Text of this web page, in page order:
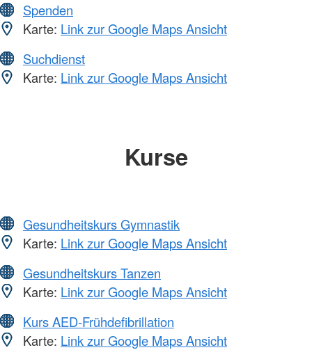
Spenden
Karte: Link zur Google Maps Ansicht
Suchdienst
Karte: Link zur Google Maps Ansicht
Kurse
Gesundheitskurs Gymnastik
Karte: Link zur Google Maps Ansicht
Gesundheitskurs Tanzen
Karte: Link zur Google Maps Ansicht
Kurs AED-Frühdefibrillation
Karte: Link zur Google Maps Ansicht